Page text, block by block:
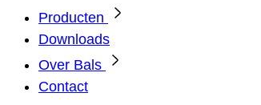
Producten
Downloads
Over Bals
Contact